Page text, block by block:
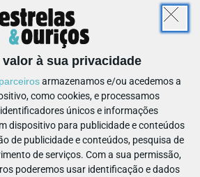
valor à sua privacidade
parceirosarmazenamos e/ou acedemos a
como cookies, e processamos
únicos e informações
dispositivo para publicidade e conteúdos
de publicidade e conteúdos, pesquisa de
de serviços. Com a sua permissão,
poderemos usar identificação e dados